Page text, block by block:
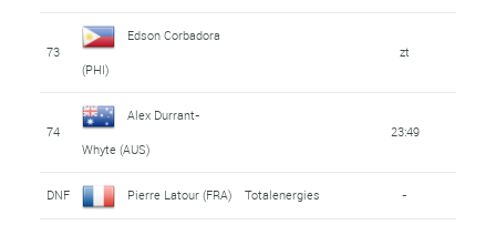
73
Edson Corbadora
(PHI)
zt
74
Alex Durrant-
Whyte (AUS)
23:49
DNF Pierre Latour (FRA) Totalenergies -